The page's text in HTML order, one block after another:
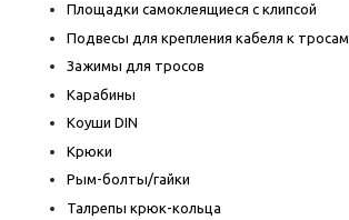
Площадки самоклеящиеся с клипсой
Подвесы для крепления кабеля к тросам
Зажимы для тросов
Карабины
Коуши DIN
Крюки
Рым-болты/гайки
Талрепы крюк-кольца